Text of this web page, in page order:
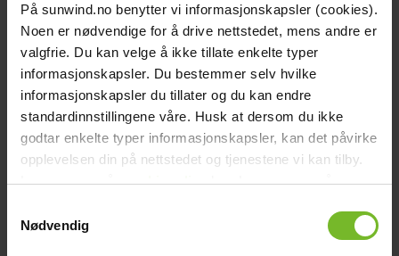
På sunwind.no benytter vi informasjonskapsler (cookies).
Noen er nødvendige for å drive nettstedet, mens andre er
valgfrie. Du kan velge å ikke tillate enkelte typer
informasjonskapsler. Du bestemmer selv hvilke
informasjonskapsler du tillater og du kan endre
standardinnstillingene våre. Husk at dersom du ikke
godtar enkelte typer informasjonskapsler, kan det påvirke
opplevelsen din på nettstedet og tjenestene vi kan tilby.
Les mer om vårcookiepolicyher. Les mer om våre
Nødvendig
Strömförsörjningsläge:Nej
Programmerbar:Ja
Victron Energy
Victron art.nr:CCH012080000
Paketets dimensioner
Bredd (cm):24
64
Längd (cm):35
Vikt (kg):10,8
Dokument
192080_bruksanvisning_all.pdf